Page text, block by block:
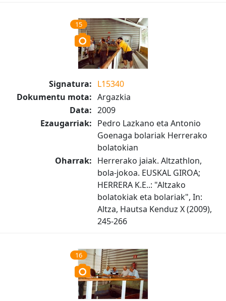
15
Signatura: L15340
Dokumentu mota: Argazkia
Data: 2009
Ezaugarriak: Pedro Lazkano eta Antonio
Goenaga bolariak Herrerako
bolatokian
Oharrak: Herrerako jaiak. Altzathlon,
bola-jokoa. EUSKAL GIROA;
HERRERA K.E..: "Altzako
bolatokiak eta bolariak", In:
Altza, Hautsa Kenduz X (2009),
245-266
16